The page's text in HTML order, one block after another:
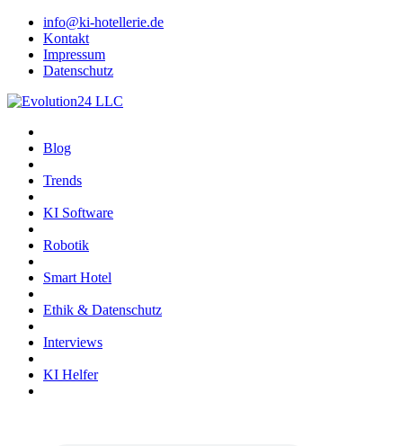
info@ki-hotellerie.de
Kontakt
Impressum
Datenschutz
Blog
Trends
KI Software
Robotik
Smart Hotel
Ethik & Datenschutz
Interviews
KI Helfer